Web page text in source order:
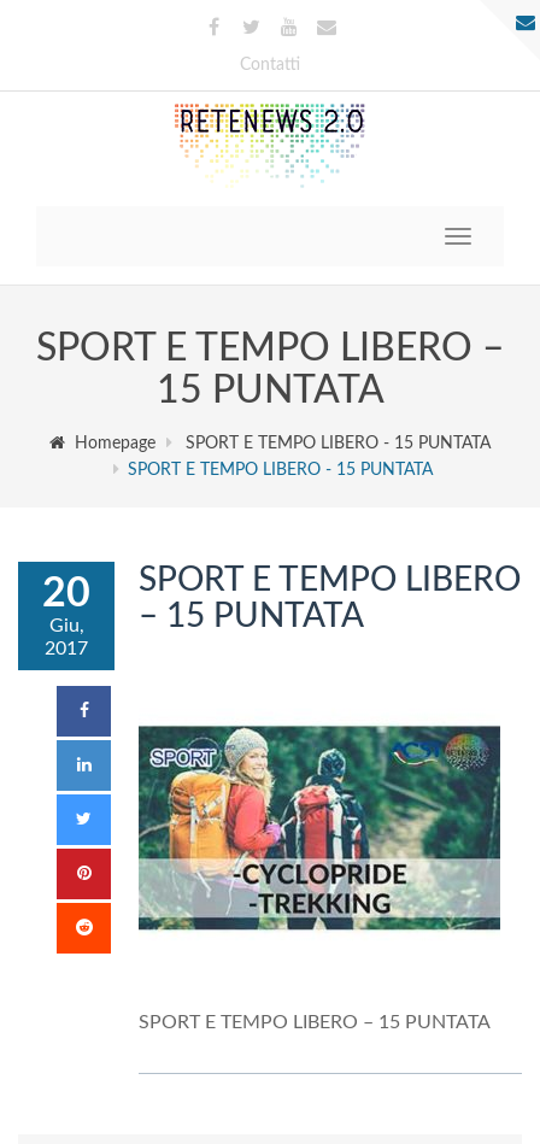
Contatti
Toggle
SPORT E TEMPO LIBERO –
15 PUNTATA
Homepage
SPORT E TEMPO LIBERO - 15 PUNTATA
SPORT E TEMPO LIBERO - 15 PUNTATA
20
Giu,
2017
SPORT E TEMPO LIBERO
– 15 PUNTATA
SPORT E TEMPO LIBERO – 15 PUNTATA